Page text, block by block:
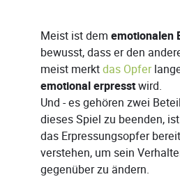
Meist ist dem emotionalen
bewusst, dass er den
meist merktdas Opfer
emotional erpresstwird.
Und - es gehören zwei
dieses Spiel zu beenden,
das Erpressungsopfer
verstehen, um sein
gegenüber zu ändern.